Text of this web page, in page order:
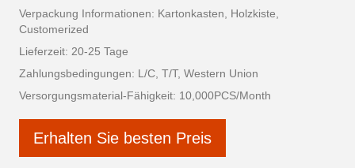
Verpackung Informationen: Kartonkasten, Holzkiste,
Customerized
Lieferzeit: 20-25 Tage
Zahlungsbedingungen: L/C, T/T, Western Union
Versorgungsmaterial-Fähigkeit: 10,000PCS/Month
Erhalten Sie besten Preis